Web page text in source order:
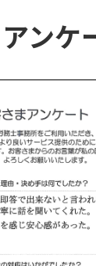
ンケ